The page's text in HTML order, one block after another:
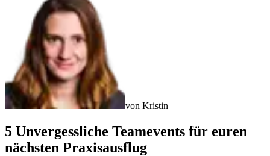
von Kristin
5 Unvergessliche Teamevents für euren
nächsten Praxisausflug